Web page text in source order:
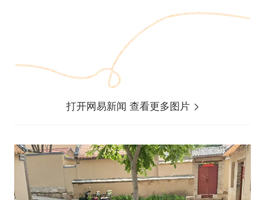
打开网易新闻 查看更多图片